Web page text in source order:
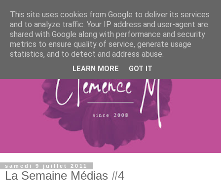
samedi 9 juillet 2011
La Semaine Médias #4
This site uses cookies from Google to deliver its services
and to analyze traffic. Your IP address and user-agent are
shared with Google along with performance and security
metrics to ensure quality of service, generate usage
statistics, and to detect and address abuse.
LEARN MORE GOT IT